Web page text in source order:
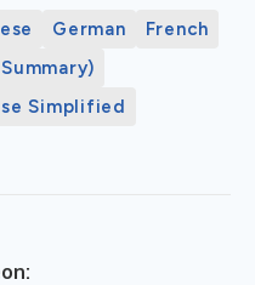
German
French
Simplified